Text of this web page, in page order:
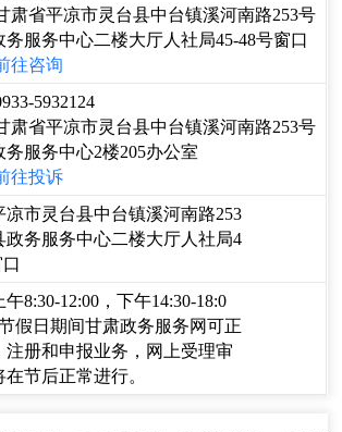
肃省平凉市灵台县中台镇溪河南路253号
务服务中心二楼大厅人社局45-48号窗口
往咨询
5932124
肃省平凉市灵台县中台镇溪河南路253号
务服务中心2楼205办公室
往投诉
凉市灵台县中台镇溪河南路253
政务服务中心二楼大厅人社局4
8:30-12:00，下午14:30-18:0
假日期间甘肃政务服务网可正
注册和申报业务，网上受理审
节后正常进行。